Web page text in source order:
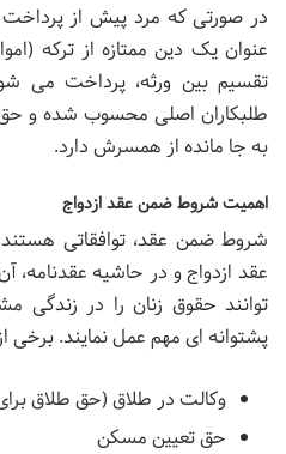
در صورتی که مرد پیش از
عنوان یک دین ممتازه از ترکه
تقسیم بین ورثه، پرداخت می
طلبکاران اصلی محسوب شده و حق
به جا مانده از همسرش دارد.
اهمیت شروط ضمن عقد ازدواج
شروط ضمن عقد، توافقاتی
عقد ازدواج و در حاشیه عقدنامه،
توانند حقوق زنان را در زندگی
پشتوانه ای مهم عمل نمایند. برخی
وکالت در طلاق (حق طلاق
حق تعیین مسکن